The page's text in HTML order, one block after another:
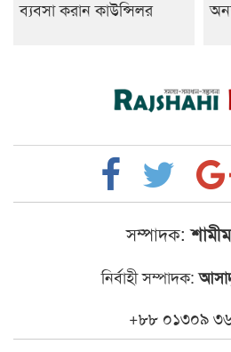
ব্যবসা করান কাউন্সিলর
সম্পাদক:
নির্বাহী সম্পাদক:
+৮৮ ০১৩০৯